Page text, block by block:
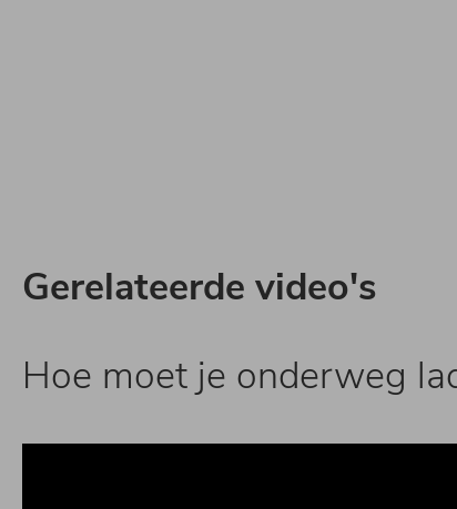
Gerelateerde video's
Hoe moet je onderweg